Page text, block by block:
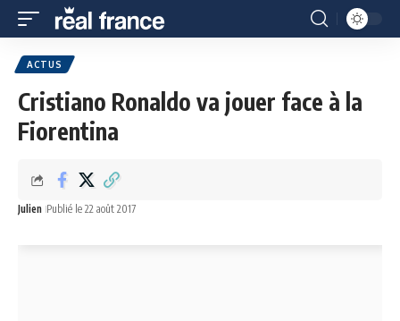
ACTUS
Cristiano Ronaldo va jouer face à la
Fiorentina
Julien Publié le 22 août 2017